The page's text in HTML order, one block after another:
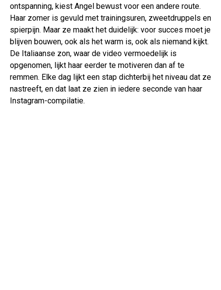
ontspanning, kiest Angel bewust voor een andere route.
Haar zomer is gevuld met trainingsuren, zweetdruppels en
spierpijn. Maar ze maakt het duidelijk: voor succes moet je
blijven bouwen, ook als het warm is, ook als niemand kijkt.
De Italiaanse zon, waar de video vermoedelijk is
opgenomen, lijkt haar eerder te motiveren dan af te
remmen. Elke dag lijkt een stap dichterbij het niveau dat ze
nastreeft, en dat laat ze zien in iedere seconde van haar
Instagram-compilatie.